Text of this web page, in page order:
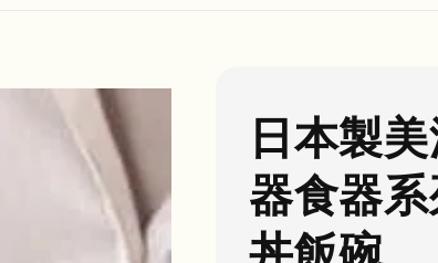
日本製
器食器